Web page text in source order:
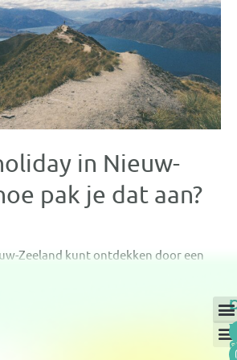
in Nieuw-
pak je dat aan?
Zeeland kunt ontdekken door een
©